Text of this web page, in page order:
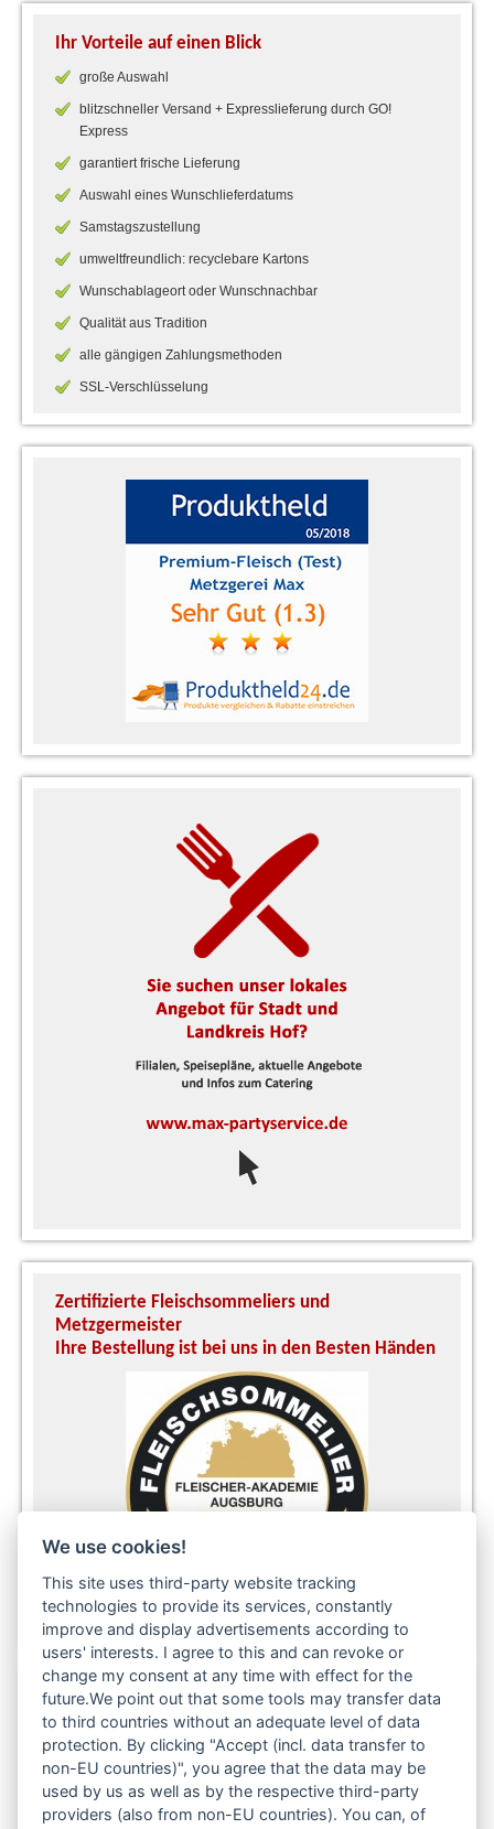
We use cookies!
This site uses third-party website tracking
technologies to provide its services, constantly
improve and display advertisements according to
users' interests. I agree to this and can revoke or
change my consent at any time with effect for the
future.We point out that some tools may transfer data
to third countries without an adequate level of data
protection. By clicking "Accept (incl. data transfer to
non-EU countries)", you agree that the data may be
used by us as well as by the respective third-party
providers (also from non-EU countries). You can, of
Ihr Vorteile auf einen Blick
große Auswahl
blitzschneller Versand + Expresslieferung durch GO!
Express
garantiert frische Lieferung
Auswahl eines Wunschlieferdatums
Samstagszustellung
umweltfreundlich: recyclebare Kartons
Wunschablageort oder Wunschnachbar
Qualität aus Tradition
alle gängigen Zahlungsmethoden
SSL-Verschlüsselung
Zertifizierte Fleischsommeliers und
Metzgermeister
Ihre Bestellung ist bei uns in den Besten Händen
Folgen Sie uns auch in den sozialen Netzwerken: